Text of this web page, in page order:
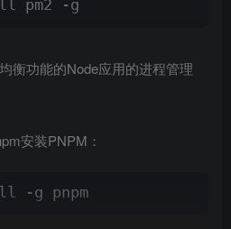
pm2 -g
衡功能的Node应⽤的进程管理
安装PNPM：
-g pnpm